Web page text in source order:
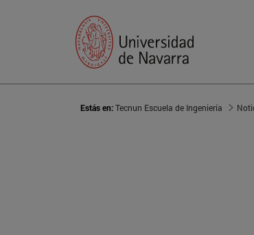
Estás en:Tecnun Escuela de Ingeniería